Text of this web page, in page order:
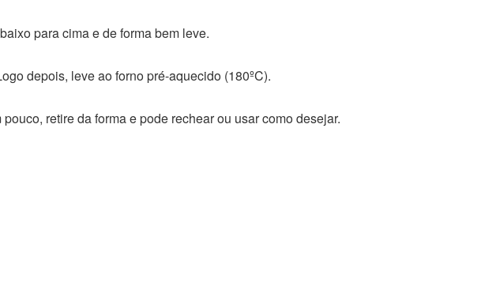
para cima e de forma bem leve.
depois, leve ao forno pré-aquecido (180ºC).
retire da forma e pode rechear ou usar como desejar.